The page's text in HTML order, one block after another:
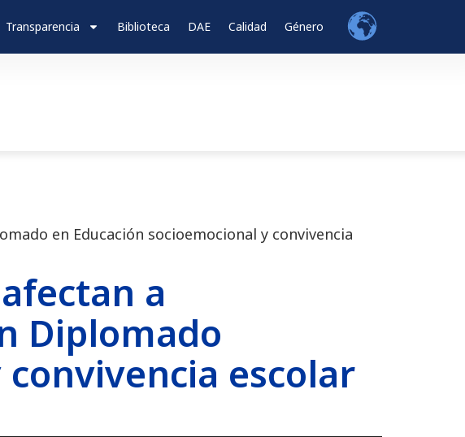
Transparencia Biblioteca DAE Calidad Género
en Educación socioemocional y convivencia
a
Diplomado
escolar